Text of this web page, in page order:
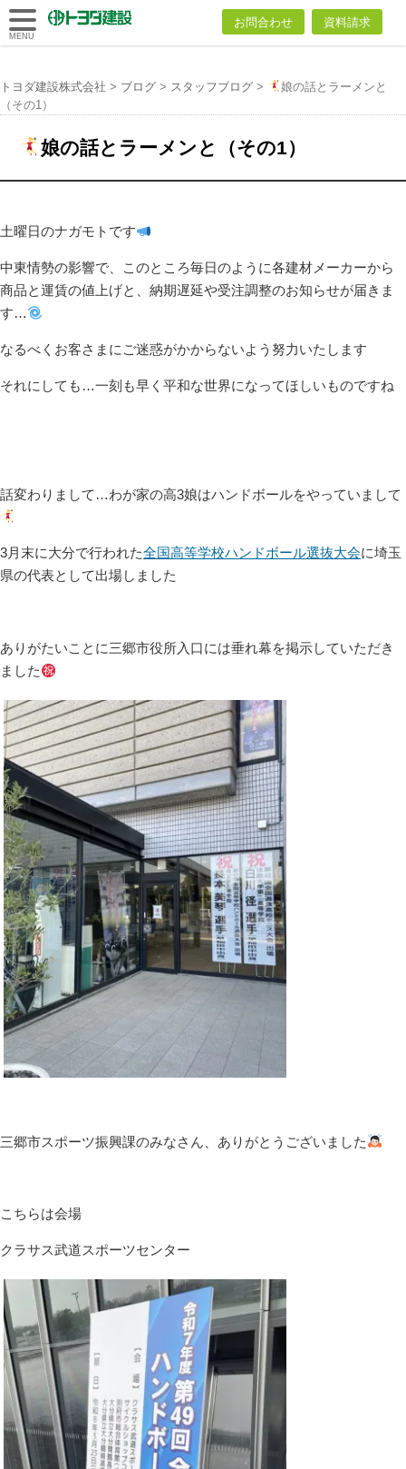
トヨダ建設
お問合わせ 資料請求
MENU
トヨダ建設株式会社 > ブログ > スタッフブログ >
娘の話とラーメンと
（その1）
娘の話とラーメンと（その1）
土曜日のナガモトです
中東情勢の影響で、このところ毎日のように各建材メーカーから
商品と運賃の値上げと、納期遅延や受注調整のお知らせが届きま
す…
なるべくお客さまにご迷惑がかからないよう努力いたします
それにしても…一刻も早く平和な世界になってほしいものですね
話変わりまして…わが家の高3娘はハンドボールをやっていまして
3月末に大分で行われた全国高等学校ハンドボール選抜大会に埼玉
県の代表として出場しました
ありがたいことに三郷市役所入口には垂れ幕を掲示していただき
ました
三郷市スポーツ振興課のみなさん、ありがとうございました
こちらは会場
クラサス武道スポーツセンター